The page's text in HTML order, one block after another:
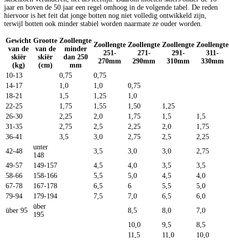
jaar en boven de 50 jaar een regel omhoog in de volgende tabel. De reden
hiervoor is het feit dat jonge botten nog niet volledig ontwikkeld zijn,
terwijl botten ook minder stabiel worden naarmate ze ouder worden.
Gewicht
van de
skiër
(kg)
Grootte
van de
skiër
(cm)
Zoollengte
minder
dan 250
mm
Zoollengte
251-
270mm
Zoollengte
271-
290mm
Zoollengte
291-
310mm
Zoollengte
311-
330mm
10-13
0,75
0,75
14-17
1,0 1,0
0,75
18-21
1,5 1,25
1,0
22-25
1,75 1,55 1,50
1,25
26-30
2,25 2,0 1,75 1,5
1,5
31-35
2,75 2,5 2,25 2,0
1,75
36-41
3,5 3,0 2,75 2,5
2,25
42-48
unter
148
3,5 3,0 3,0
2,75
49-57
149-157 4,5 4,0 3,5
3,5
58-66
158-166 5,5 5,0 4,5
4,0
67-78
167-178 6,5 6 5,5
5,0
79-94
179-194 7,5 7,0 6,5
6,0
über 95
über
195
8,5 8,0
7,0
10,0
9,5
8,5
11,5
11,0 10,0